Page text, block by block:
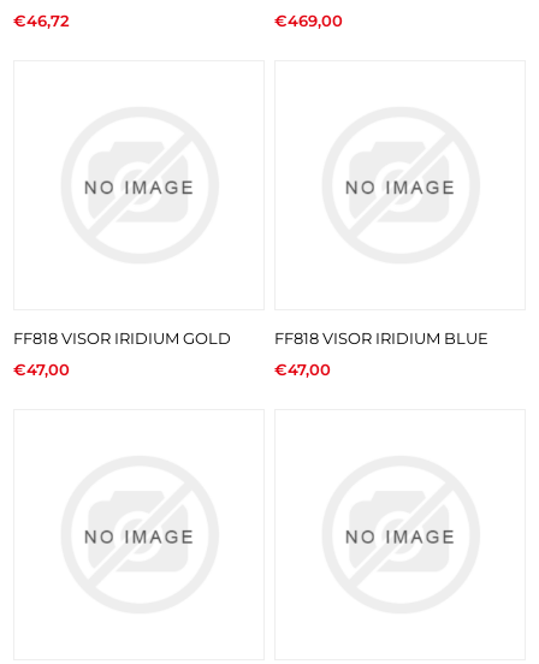
€46,72
€469,00
FF818 VISOR IRIDIUM GOLD
€47,00
FF818 VISOR IRIDIUM BLUE
€47,00